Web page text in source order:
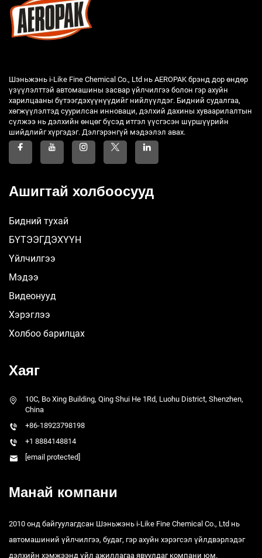
Шэньжэнь i-Like Fine Chemical Co., Ltd нь AEROPAK брэнд дор өндөр
үзүүлэлттэй автомашины засвар үйлчилгээ болон гэр ахуйн
харилцааны бүтээгдэхүүнүүдийг нийлүүлдэг. Бидний судалгаа,
хөгжүүлэлтэд суурилсан инноваци, дэлхий дахины хуваарилалтын
сүлжээ нь дэлхийн өнцөг бүсэд итгэл үүсгэсэн шүршүүрийн
шийдлийг хүргэдэг. Дэлгэрэнгүй мэдээлэл авах.
Ашигтай холбоосууд
Бидний тухай
БҮТЭЭГДЭХҮҮН
Үйлчилгээ
Мэдээ
Видеонууд
Хэрэглээ
Холбоо барилцах
Хаяг
10C, Bo Xing Building, Qing Shui He 1Rd, Luohu District, Shenzhen,
China
+86-18923798198
+1 8884148814
[email protected]
Манай компани
2010 онд байгуулагдсан Шэньжэнь i-Like Fine Chemical Co., Ltd нь
автомашиний үйлчилгээ, будаг, гэр ахуйн хэрэгсэл үйлдвэрлэдэг
дэлхийн хэмжээнд үйл ажиллагаа явуулдаг компани юм.